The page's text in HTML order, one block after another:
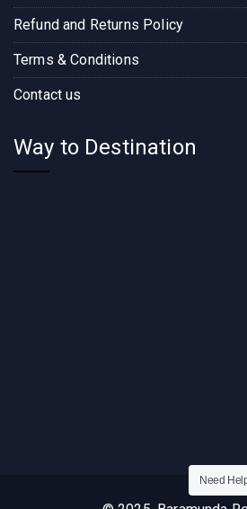
Refund and Returns Policy
Terms & Conditions
Contact us
Way to Destination
Need